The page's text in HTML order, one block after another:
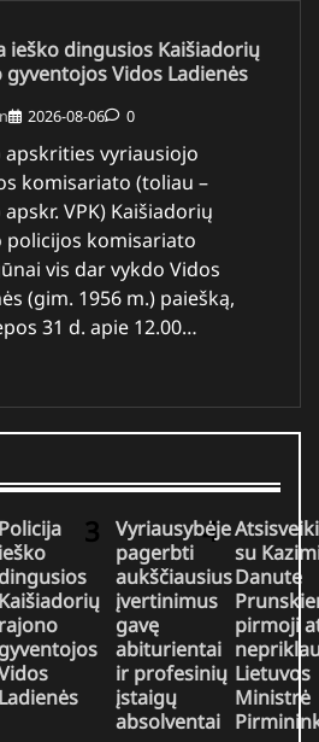
ieško dingusios Kaišiadorių
gyventojos Vidos Ladienės
2026-08-06 0
apskrities vyriausiojo
komisariato (toliau –
VPK) Kaišiadorių
policijos komisariato
vis dar vykdo Vidos
(gim. 1956 m.) paiešką,
31 d. apie 12.00…
Policija
ieško
dingusios
Kaišiadorių
rajono
gyventojos
Ladienės
Vyriausybėje
pagerbti
aukščiausius
įvertinimus
gavę
abiturientai
ir profesinių
įstaigų
absolventai
su
Danute
pirmoji
Lietuvos
Ministrė